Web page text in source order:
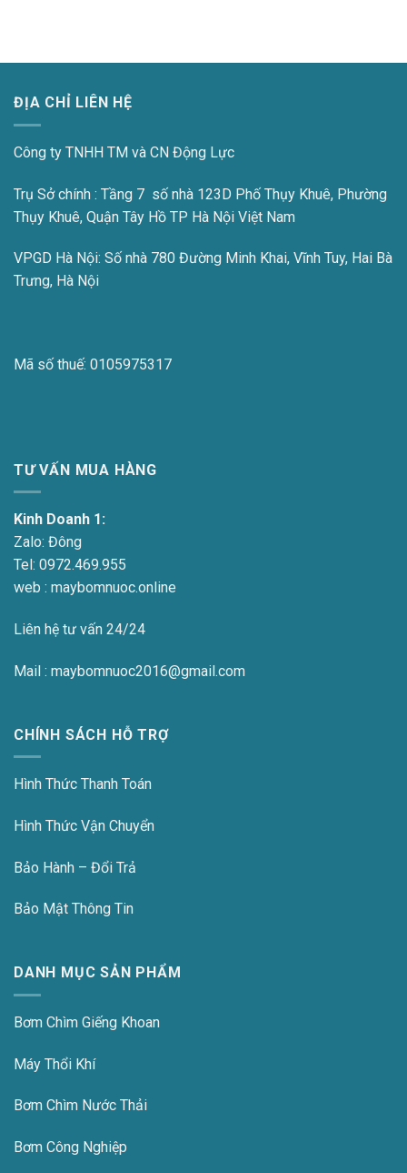
ĐỊA CHỈ LIÊN HỆ
Công ty TNHH TM và CN Động Lực
Trụ Sở chính : Tầng 7 số nhà 123D Phố Thụy Khuê, Phường
Thụy Khuê, Quận Tây Hồ TP Hà Nội Việt Nam
VPGD Hà Nội: Số nhà 780 Đường Minh Khai, Vĩnh Tuy, Hai Bà
Trưng, Hà Nội
Mã số thuế: 0105975317
TƯ VẤN MUA HÀNG
Kinh Doanh 1:
Zalo: Đông
Tel: 0972.469.955
web : maybomnuoc.online
Liên hệ tư vấn 24/24
Mail : maybomnuoc2016@gmail.com
CHÍNH SÁCH HỖ TRỢ
Hình Thức Thanh Toán
Hình Thức Vận Chuyển
Bảo Hành – Đổi Trả
Bảo Mật Thông Tin
DANH MỤC SẢN PHẨM
Bơm Chìm Giếng Khoan
Máy Thổi Khí
Bơm Chìm Nước Thải
Bơm Công Nghiệp